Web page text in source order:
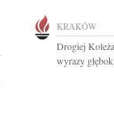
KRAKÓW
Drogiej
wyrazy